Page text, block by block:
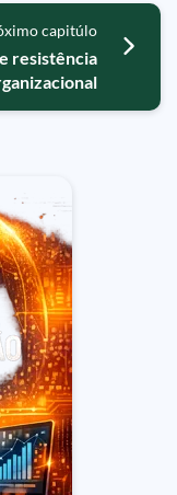
capitúlo
resistência